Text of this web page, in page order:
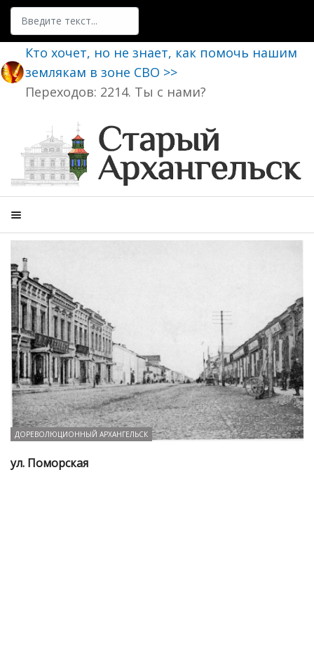
Поиск
Кто хочет, но не знает, как помочь нашим
землякам в зоне СВО >>
Переходов: 2214. Ты с нами?
ДОРЕВОЛЮЦИОННЫЙ АРХАНГЕЛЬСК
ул. Поморская